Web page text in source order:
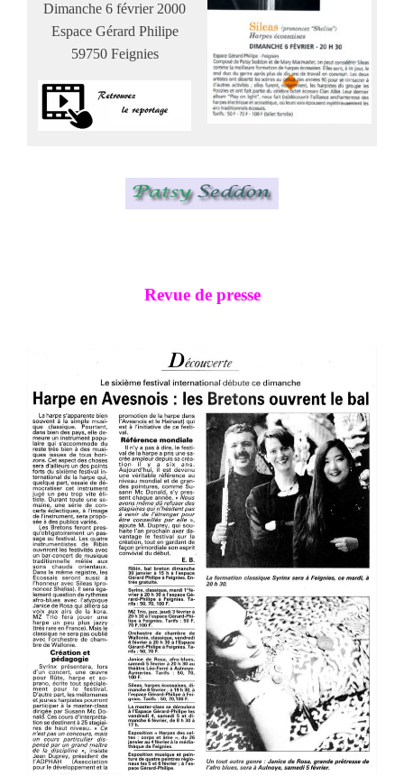
Dimanche 6 février 2000
Espace Gérard Philipe
59750 Feignies
Revue de presse